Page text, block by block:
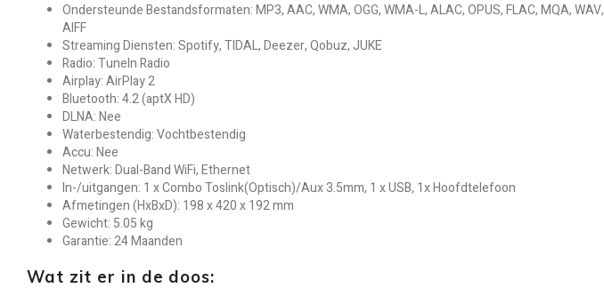
Ondersteunde Bestandsformaten: MP3, AAC, WMA, OGG, WMA-L, ALAC, OPUS, FLAC, MQA, WAV,
AIFF
Streaming Diensten: Spotify, TIDAL, Deezer, Qobuz, JUKE
Radio: TuneIn Radio
Airplay: AirPlay 2
Bluetooth: 4.2 (aptX HD)
DLNA: Nee
Waterbestendig: Vochtbestendig
Accu: Nee
Netwerk: Dual-Band WiFi, Ethernet
In-/uitgangen: 1 x Combo Toslink(Optisch)/Aux 3.5mm, 1 x USB, 1x Hoofdtelefoon
Afmetingen (HxBxD): 198 x 420 x 192 mm
Gewicht: 5.05 kg
Garantie: 24 Maanden
Wat zit er in de doos: